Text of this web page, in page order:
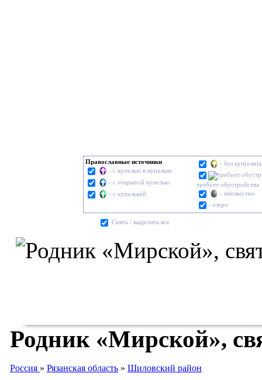
Православные источники
- с купелью в купальне
- с открытой купелью
- с купальней
- без
требует обустройства
- неизвестно
- озеро
Cнять / выделить все
Родник «Мирской»,
Россия » Рязанская область » Шиловский район